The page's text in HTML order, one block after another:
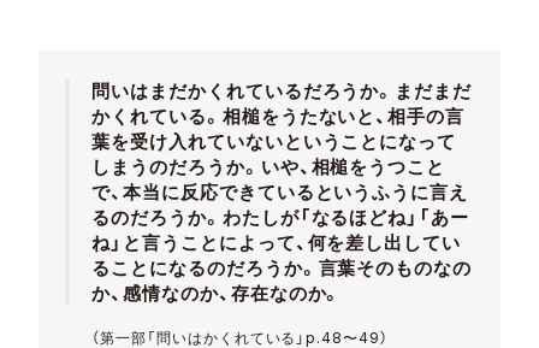
問いはまだかくれているだろうか。まだまだ
かくれている。相槌をうたないと、相手の言
葉を受け入れていないということになって
しまうのだろうか。いや、相槌をうつこと
で、本当に反応できているというふうに言え
るのだろうか。わたしが「なるほどね」「あー
ね」と言うことによって、何を差し出してい
ることになるのだろうか。言葉そのものなの
か、感情なのか、存在なのか。
（第一部「問いはかくれている」p.48〜49）